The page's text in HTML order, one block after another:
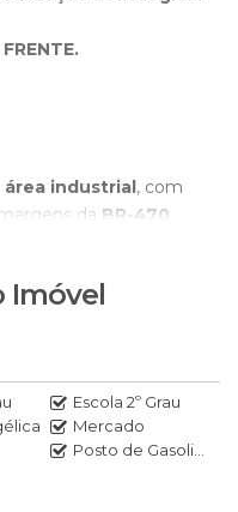
área industrial , com
da BR-470
polos logísticos e
algumas melhorias
Imóvel
Escola 2º Grau
Mercado
Posto de Gasolina